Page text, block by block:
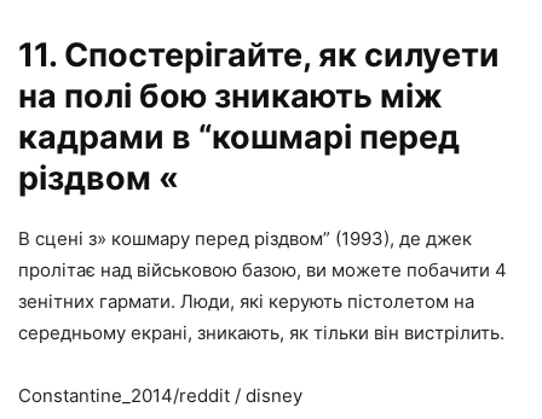
11. Спостерігайте, як силуети
на полі бою зникають між
кадрами в “кошмарі перед
різдвом «
В сцені з» кошмару перед різдвом” (1993), де джек
пролітає над військовою базою, ви можете побачити 4
зенітних гармати. Люди, які керують пістолетом на
середньому екрані, зникають, як тільки він вистрілить.
Constantine_2014/reddit / disney